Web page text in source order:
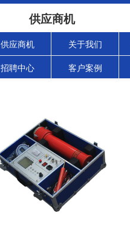
供应商机
供应商机 关于我们
招聘中心 客户案例